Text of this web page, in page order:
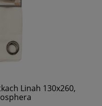
Linah 130x260,